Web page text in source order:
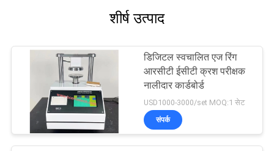
शीर्ष उत्पाद
डिजिटल स्वचालित एज रिंग
आरसीटी ईसीटी क्रश परीक्षक
नालीदार कार्डबोर्ड
USD1000-3000/set MOQ:1 सेट
संपर्क